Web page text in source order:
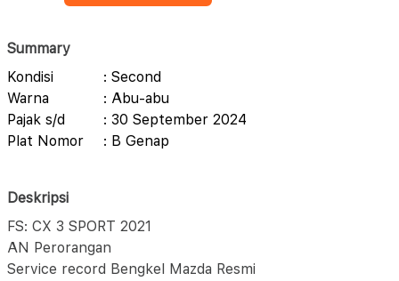
Summary
Kondisi
: Second
Warna
: Abu-abu
Pajak s/d
: 30 September 2024
Plat Nomor
: B Genap
Deskripsi
FS: CX 3 SPORT 2021
AN Perorangan
Service record Bengkel Mazda Resmi